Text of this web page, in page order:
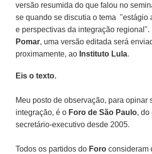
versão resumida do que falou no
se quando se discutia o tema "estágio
e perspectivas da integração regional".
Pomar, uma versão editada será
proximamente, ao Instituto Lula.
Eis o texto.
Meu posto de observação, para opinar
integração, é o Foro de São Paulo, do
secretário-executivo desde 2005.
Todos os partidos do Foroconsideram